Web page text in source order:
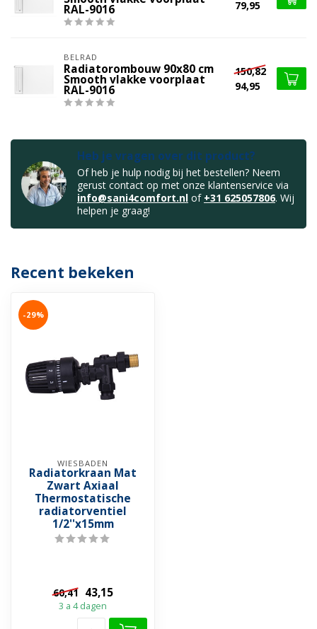
RAL-9016 79,95
BELRAD
Radiatorombouw 90x80 cm
Smooth vlakke voorplaat
RAL-9016
150,82
94,95
Heb je vragen over dit product?
Of heb je hulp nodig bij het bestellen? Neem
gerust contact op met onze klantenservice via
info@sani4comfort.nl of +31 625057806. Wij
helpen je graag!
Recent bekeken
-29%
WIESBADEN
Radiatorkraan Mat
Zwart Axiaal
Thermostatische
radiatorventiel
1/2''x15mm
60,41 43,15
3 a 4 dagen